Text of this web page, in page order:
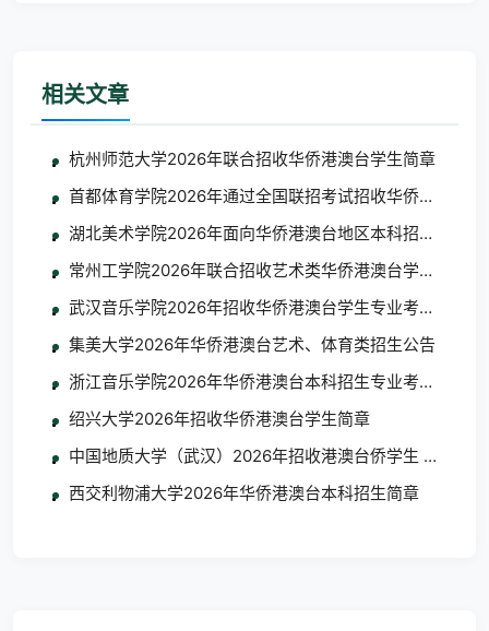
相关文章
杭州师范大学2026年联合招收华侨港澳台学生简章
首都体育学院2026年通过全国联招考试招收华侨港澳台学
湖北美术学院2026年面向华侨港澳台地区本科招生考试
常州工学院2026年联合招收艺术类华侨港澳台学生简章
武汉音乐学院2026年招收华侨港澳台学生专业考试考生须
集美大学2026年华侨港澳台艺术、体育类招生公告
浙江音乐学院2026年华侨港澳台本科招生专业考试合格
绍兴大学2026年招收华侨港澳台学生简章
中国地质大学（武汉）2026年招收港澳台侨学生 艺术类
西交利物浦大学2026年华侨港澳台本科招生简章